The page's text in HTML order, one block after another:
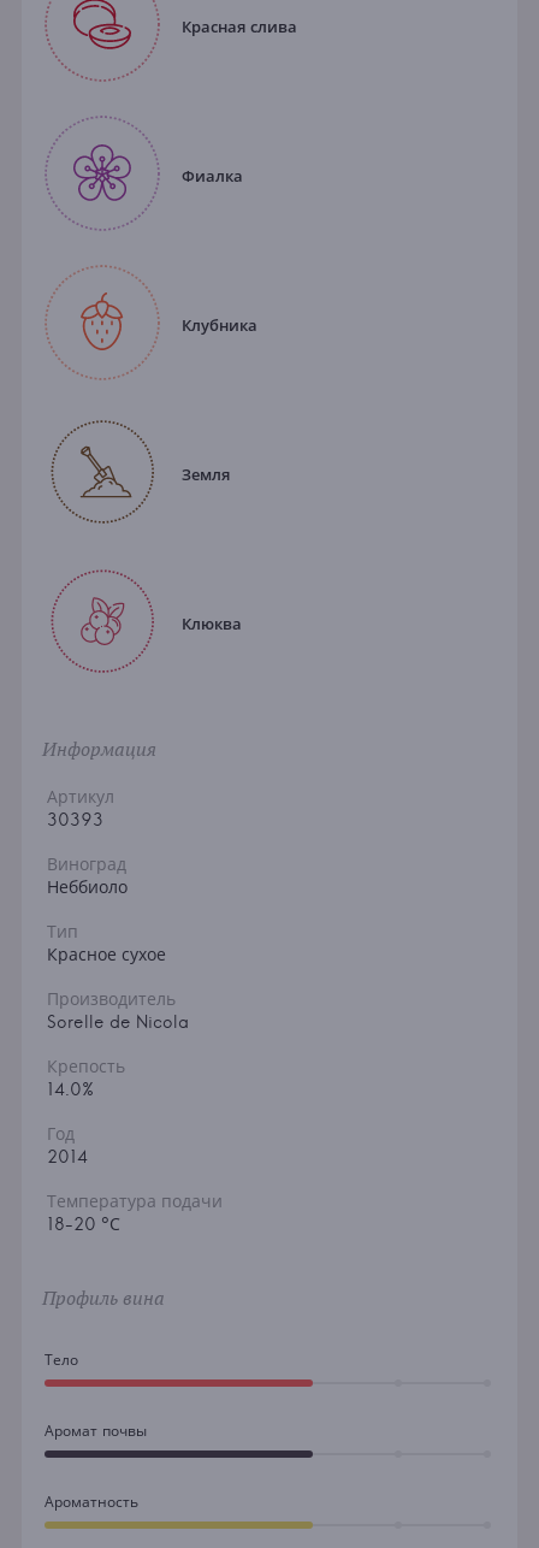
Красная слива
Фиалка
Клубника
Земля
Клюква
Информация
Артикул
30393
Виноград
Неббиоло
Тип
Красное сухое
Производитель
Sorelle de Nicola
Крепость
14.0%
Год
2014
Температура подачи
18-20 °С
Профиль вина
Тело
Аромат почвы
Ароматность